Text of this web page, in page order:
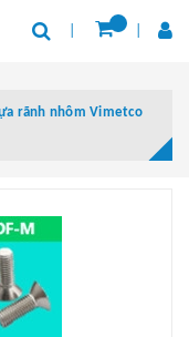
rãnh nhôm Vimetco